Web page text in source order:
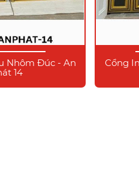
Nhôm Đúc - An
14
Cổng